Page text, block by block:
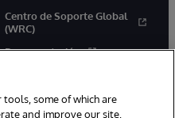
Centro de Soporte Global
(WRC)
Documentación
tools, some of which are
and improve our site,